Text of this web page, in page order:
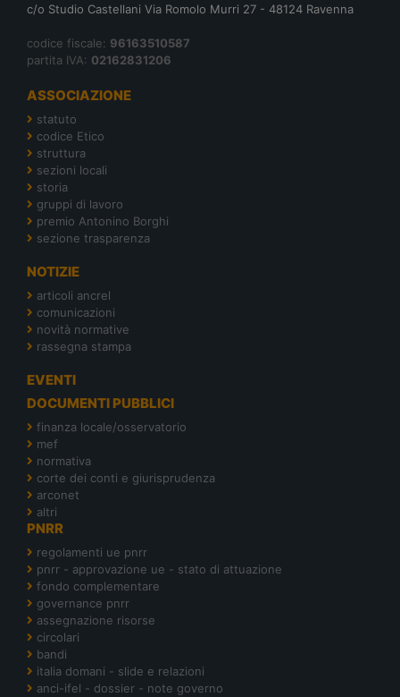
c/o Studio Castellani Via Romolo Murri 27 - 48124 Ravenna
codice fiscale: 96163510587
partita IVA: 02162831206
ASSOCIAZIONE
statuto
codice Etico
struttura
sezioni locali
storia
gruppi di lavoro
premio Antonino Borghi
sezione trasparenza
NOTIZIE
articoli ancrel
comunicazioni
novità normative
rassegna stampa
EVENTI
DOCUMENTI PUBBLICI
finanza locale/osservatorio
mef
normativa
corte dei conti e giurisprudenza
arconet
altri
PNRR
regolamenti ue pnrr
pnrr - approvazione ue - stato di attuazione
fondo complementare
governance pnrr
assegnazione risorse
circolari
bandi
italia domani - slide e relazioni
anci-ifel - dossier - note governo